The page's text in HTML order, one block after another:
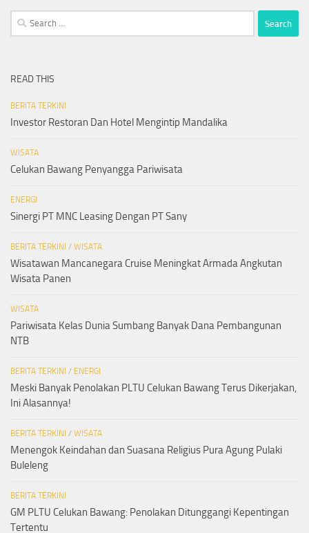
Search
for:
READ THIS
BERITA TERKINI
Investor Restoran Dan Hotel Mengintip Mandalika
WISATA
Celukan Bawang Penyangga Pariwisata
ENERGI
Sinergi PT MNC Leasing Dengan PT Sany
BERITA TERKINI / WISATA
Wisatawan Mancanegara Cruise Meningkat Armada Angkutan
Wisata Panen
WISATA
Pariwisata Kelas Dunia Sumbang Banyak Dana Pembangunan
NTB
BERITA TERKINI / ENERGI
Meski Banyak Penolakan PLTU Celukan Bawang Terus Dikerjakan,
Ini Alasannya!
BERITA TERKINI / WISATA
Menengok Keindahan dan Suasana Religius Pura Agung Pulaki
Buleleng
BERITA TERKINI
GM PLTU Celukan Bawang: Penolakan Ditunggangi Kepentingan
Tertentu